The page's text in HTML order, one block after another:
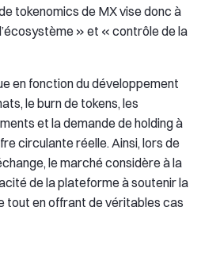
tokenomics de MX vise donc à
» et « contrôle de la
en fonction du développement
le burn de tokens, les
et la demande de holding à
circulante réelle. Ainsi, lors de
le marché considère à la
de la plateforme à soutenir la
tout en offrant de véritables cas